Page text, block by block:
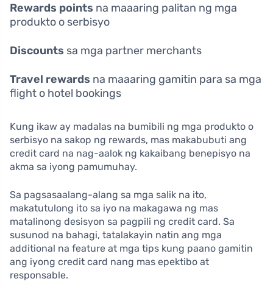
Rewards points na maaaring palitan ng mga
produkto o serbisyo
Discounts sa mga partner merchants
Travel rewards na maaaring gamitin para sa mga
flight o hotel bookings
Kung ikaw ay madalas na bumibili ng mga produkto o
serbisyo na sakop ng rewards, mas makabubuti ang
credit card na nag-aalok ng kakaibang benepisyo na
akma sa iyong pamumuhay.
Sa pagsasaalang-alang sa mga salik na ito,
makatutulong ito sa iyo na makagawa ng mas
matalinong desisyon sa pagpili ng credit card. Sa
susunod na bahagi, tatalakayin natin ang mga
additional na feature at mga tips kung paano gamitin
ang iyong credit card nang mas epektibo at
responsable.